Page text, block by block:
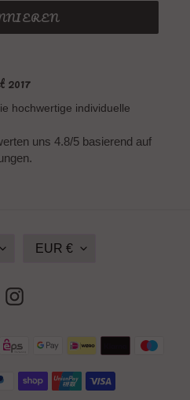
2017
hochwertige individuelle
uns 4.8/5 basierend auf
W
R
U
EUR €
Instagram
Zahlungsmethoden